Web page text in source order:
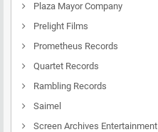
Plaza Mayor Company
Prelight Films
Prometheus Records
Quartet Records
Rambling Records
Saimel
Screen Archives Entertainment